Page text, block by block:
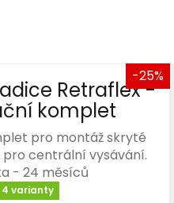
-25%
Retraflex -
komplet
pro montáž skryté
pro centrální vysávání.
- 24 měsíců
4 varianty